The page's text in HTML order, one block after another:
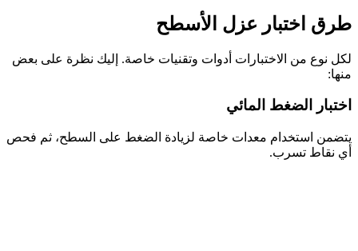
طرق اختبار عزل الأسطح
لكل نوع من الاختبارات أدوات وتقنيات خاصة. إليك نظرة على بعض
منها:
اختبار الضغط المائي
يتضمن استخدام معدات خاصة لزيادة الضغط على السطح، ثم فحص
أي نقاط تسرب.